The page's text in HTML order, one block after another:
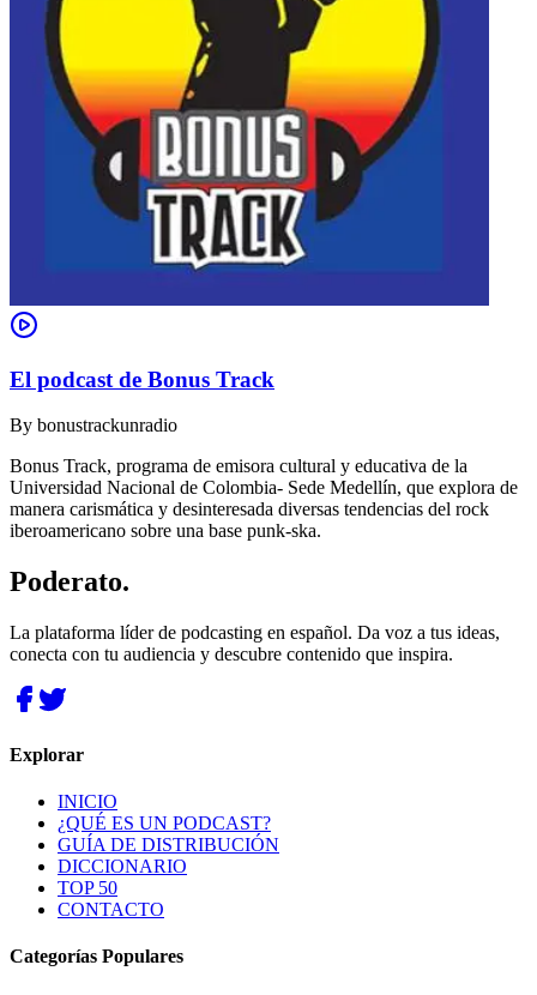
El podcast de Bonus Track
By bonustrackunradio
Bonus Track, programa de emisora cultural y educativa de la
Universidad Nacional de Colombia- Sede Medellín, que explora de
manera carismática y desinteresada diversas tendencias del rock
iberoamericano sobre una base punk-ska.
Poderato.
La plataforma líder de podcasting en español. Da voz a tus ideas,
conecta con tu audiencia y descubre contenido que inspira.
Explorar
INICIO
¿QUÉ ES UN PODCAST?
GUÍA DE DISTRIBUCIÓN
DICCIONARIO
TOP 50
CONTACTO
Categorías Populares